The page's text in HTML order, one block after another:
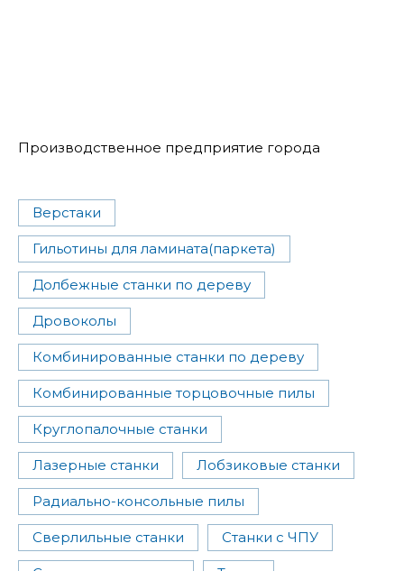
Производственное предприятие города
Верстаки
Гильотины для ламината(паркета)
Долбежные станки по дереву
Дровоколы
Комбинированные станки по дереву
Комбинированные торцовочные пилы
Круглопалочные станки
Лазерные станки Лобзиковые станки
Радиально-консольные пилы
Сверлильные станки Станки с ЧПУ